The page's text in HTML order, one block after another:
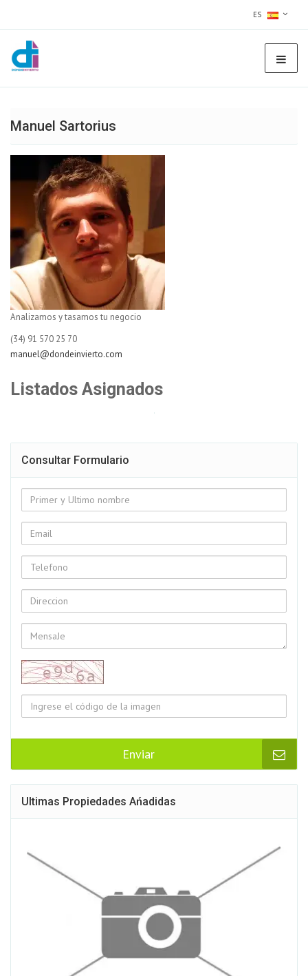
ES
Manuel Sartorius
Analizamos y tasamos tu negocio
(34) 91 570 25 70
manuel@dondeinvierto.com
Listados Asignados
Consultar Formulario
Enviar
Ultimas Propiedades Ańadidas